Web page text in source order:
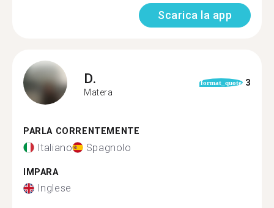
Scarica la app
D.
Matera
format_quote 3
PARLA CORRENTEMENTE
Italiano Spagnolo
IMPARA
Inglese